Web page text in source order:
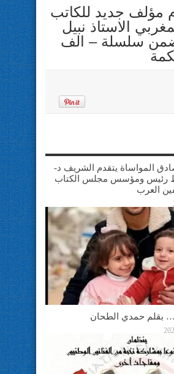
مؤلف جديد للكاتب
الاستاذ نبيل
سلسلة – الف
المواساة يتقدم الشريف د-
رئيس ومؤسس مجلس الكتاب
العرب
… بقلم حمدي الطحان